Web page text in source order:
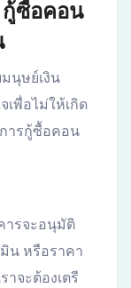
กู้ซื้อคอน
นุษย์เงิน
เพื่อไม่ให้เกิด
ารกู้ซื้อคอน
ารจะอนุมัติ
มิน หรือราคา
จะต้องเตรี